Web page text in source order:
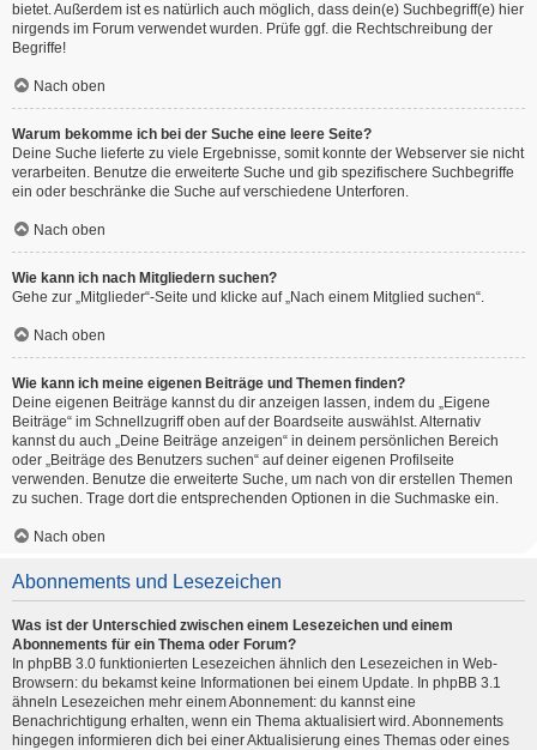
bietet. Außerdem ist es natürlich auch möglich, dass dein(e) Suchbegriff(e) hier
nirgends im Forum verwendet wurden. Prüfe ggf. die Rechtschreibung der
Begriffe!
Nach oben
Warum bekomme ich bei der Suche eine leere Seite?
Deine Suche lieferte zu viele Ergebnisse, somit konnte der Webserver sie nicht
verarbeiten. Benutze die erweiterte Suche und gib spezifischere Suchbegriffe
ein oder beschränke die Suche auf verschiedene Unterforen.
Nach oben
Wie kann ich nach Mitgliedern suchen?
Gehe zur „Mitglieder“-Seite und klicke auf „Nach einem Mitglied suchen“.
Nach oben
Wie kann ich meine eigenen Beiträge und Themen finden?
Deine eigenen Beiträge kannst du dir anzeigen lassen, indem du „Eigene
Beiträge“ im Schnellzugriff oben auf der Boardseite auswählst. Alternativ
kannst du auch „Deine Beiträge anzeigen“ in deinem persönlichen Bereich
oder „Beiträge des Benutzers suchen“ auf deiner eigenen Profilseite
verwenden. Benutze die erweiterte Suche, um nach von dir erstellen Themen
zu suchen. Trage dort die entsprechenden Optionen in die Suchmaske ein.
Nach oben
Abonnements und Lesezeichen
Was ist der Unterschied zwischen einem Lesezeichen und einem
Abonnements für ein Thema oder Forum?
In phpBB 3.0 funktionierten Lesezeichen ähnlich den Lesezeichen in Web-
Browsern: du bekamst keine Informationen bei einem Update. In phpBB 3.1
ähneln Lesezeichen mehr einem Abonnement: du kannst eine
Benachrichtigung erhalten, wenn ein Thema aktualisiert wird. Abonnements
hingegen informieren dich bei einer Aktualisierung eines Themas oder eines